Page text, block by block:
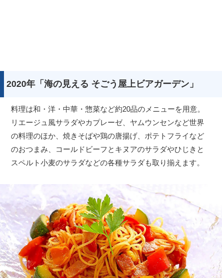
2020年「海の見える そごう屋上ビアガーデン」
料理は和・洋・中華・惣菜など約20品のメニューを用意。
リエージュ風サラダやカプレーゼ、ヤムウンセンなど世界
の料理のほか、焼きそばや鶏の唐揚げ、ポテトフライなど
のおつまみ、コールドビーフとキヌアのサラダやひじきと
スペルト小麦のサラダなどの各種サラダも取り揃えます。